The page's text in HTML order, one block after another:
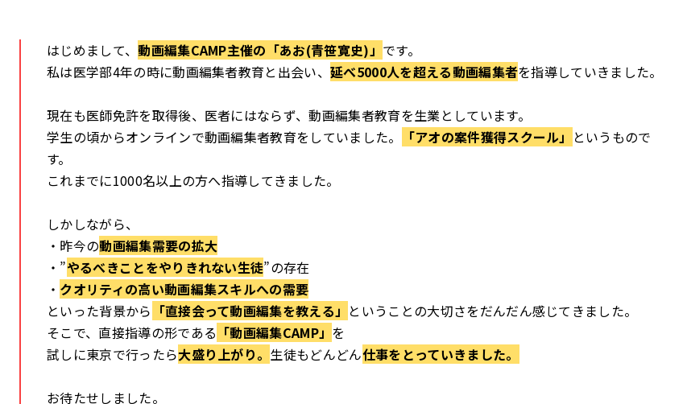
はじめまして、動画編集CAMP主催の 「あお(青笹寛史)」 です。
私は医学部4年の時に動画編集者教育と出会い、延べ5000人を超える動画編集者を指導していきました。
現在も医師免許を取得後、医者にはならず、動画編集者教育を生業としています。
学生の頃からオンラインで動画編集者教育をしていました。 「アオの案件獲得スクール」 というもので
す。
これまでに1000名以上の方へ指導してきました。
しかしながら、
・昨今の動画編集需要の拡大
・”やるべきことをやりきれない生徒”の存在
・ クオリティの高い動画編集スキルへの需要
といった背景から 「直接会って動画編集を教える」 ということの大切さをだんだん感じてきました。
そこで、 直接指導の形である 「動画編集CAMP」 を
試しに東京で行ったら大盛り上がり。 生徒もどんどん仕事をとっていきました。
お待たせしました。